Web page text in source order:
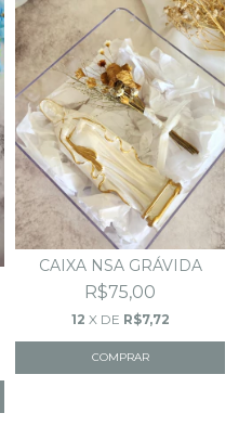
CAIXA NSA GRÁVIDA
R$75,00
12 X DE R$7,72